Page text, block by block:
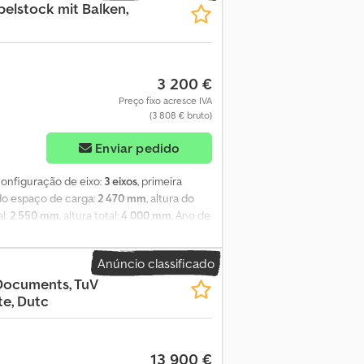
Para vendas para países da UE e
para a UE e países terceiros será
prévia reservados! Consulte outros
e Condições Gerais – consulte o
todos os detalhes de nossos
online. Portanto, informamos
legal. Cedpfx Aceu Nrwljnsrf Jurídico:
Alemão (BGB). Trata-se exclusivamente
apresentadas não são garantidas e
mit Balken,
3 200 €
Preço fixo acresce IVA
(3 808 € bruto)
Enviar pedido
de eixo: 3 eixos, primeira
espaço de carga:2 470 mm, altura do
2 550 mm, altura total:4 000 mm, Ano de
/ externa: * Superestrutura tipo
traseiras tipo portal * Altura interna
de carga * Escada de acesso *
* Freios a tambor * Suspensão
* Sulco restante dos pneus aprox. 2 - 8
a venda prévia e possíveis erros.
Anúncio classificado
TuV
Dutc
13 900 €